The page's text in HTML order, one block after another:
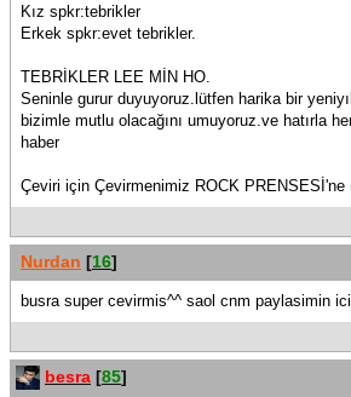
Kız spkr:tebrikler
Erkek spkr:evet tebrikler.
TEBRİKLER LEE MİN HO.
Seninle gurur duyuyoruz.lütfen harika bir
bizimle mutlu olacağını umuyoruz.ve hatırla
haber
Çeviri için Çevirmenimiz ROCK PRENSESİ'ne
Nurdan [16]
busra super cevirmis^^ saol cnm paylasimin
besra [85]